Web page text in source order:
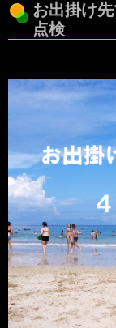
お出掛け
点検